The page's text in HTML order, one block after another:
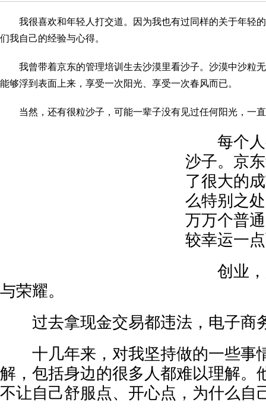
我很喜欢和年轻人打交道。因为我也有过同样的关于年轻的
们我自己的经验与心得。
我曾带着京东的管理培训生去沙漠里看沙子。沙漠中沙粒无
能够浮到表面上来，享受一次阳光、享受一次春风而已。
当然，还有很粒沙子，可能一辈子没有见过任何阳光，一
每个人
沙子。京
了很大的
么特别之
万万个普
较幸运一
创业，
与荣耀。
过去拿现金交易都违法，电子商
十几年来，对我坚持做的一些事
解，包括身边的很多人都难以理解。
不让自己舒服点、开心点，为什么自